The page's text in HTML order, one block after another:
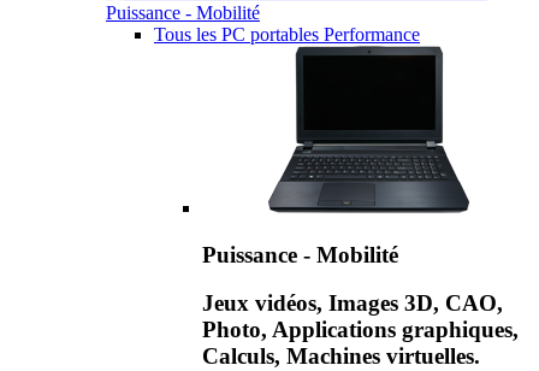
Puissance - Mobilité
Tous les PC portables Performance
Puissance - Mobilité
Jeux vidéos, Images 3D, CAO,
Photo, Applications graphiques,
Calculs, Machines virtuelles.